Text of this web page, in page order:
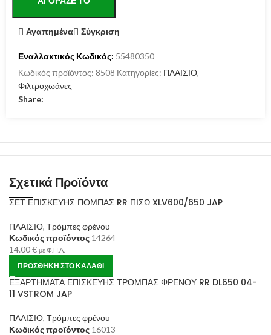
Αγαπημένα Σύγκριση
Εναλλακτικός Κωδικός: 55480350
Κωδικός προϊόντος: 8508 Κατηγορίες: ΠΛΑΙΣΙΟ,
Φιλτροχωάνες
Share:
Σχετικά Προϊόντα
ΣΕΤ ΕΠΙΣΚΕΥΗΣ ΠΟΜΠΑΣ RR ΠΙΣΩ XLV600/650 JAP
ΠΛΑΙΣΙΟ, Τρόμπες φρένου
Κωδικός προϊόντος 14264
14.00€ με Φ.Π.Α.
ΠΡΟΣΘΉΚΗ ΣΤΟ ΚΑΛΆΘΙ
ΕΞΑΡΤΗΜΑΤΑ ΕΠΙΣΚΕΥΗΣ ΤΡΟΜΠΑΣ ΦΡΕΝΟΥ RR DL650 04-
11 VSTROM JAP
ΠΛΑΙΣΙΟ, Τρόμπες φρένου
Κωδικός προϊόντος 16013